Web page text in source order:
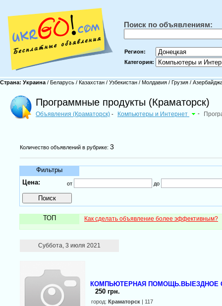
Поиск по объявлениям:
Регион:
Категория:
Страна: Украина / Беларусь / Казахстан / Узбекистан / Молдавия / Грузия /
Программные продукты (Краматорск)
Объявления (Краматорск) - Компьютеры и Интернет -
Количество объявлений в рубрике: 3
Фильтры
Цена:
от до
ТОП Как сделать объявление более эффективным?
Суббота, 3 июля 2021
КОМПЬЮТЕРНАЯ ПОМОЩЬ.ВЫЕЗДНОЕ
250 грн.
город: Краматорск | 117